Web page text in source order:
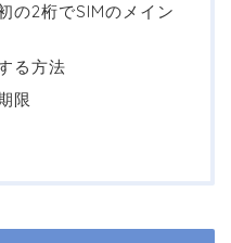
の2桁でSIMのメイン
る方法
限